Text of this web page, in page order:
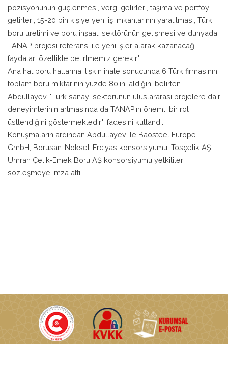
pozisyonunun güçlenmesi, vergi gelirleri, taşıma ve portföy
gelirleri, 15-20 bin kişiye yeni iş imkanlarının yaratılması, Türk
boru üretimi ve boru inşaatı sektörünün gelişmesi ve dünyada
TANAP projesi referansı ile yeni işler alarak kazanacağı
faydaları özellikle belirtmemiz gerekir."
Ana hat boru hatlarına ilişkin ihale sonucunda 6 Türk firmasının
toplam boru miktarının yüzde 80'ini aldığını belirten
Abdullayev, "Türk sanayi sektörünün uluslararası projelere dair
deneyimlerinin artmasında da TANAP’ın önemli bir rol
üstlendiğini göstermektedir" ifadesini kullandı.
Konuşmaların ardından Abdullayev ile Baosteel Europe
GmbH, Borusan-Noksel-Erciyas konsorsiyumu, Tosçelik AŞ,
Ümran Çelik-Emek Boru AŞ konsorsiyumu yetkilileri
sözleşmeye imza attı.